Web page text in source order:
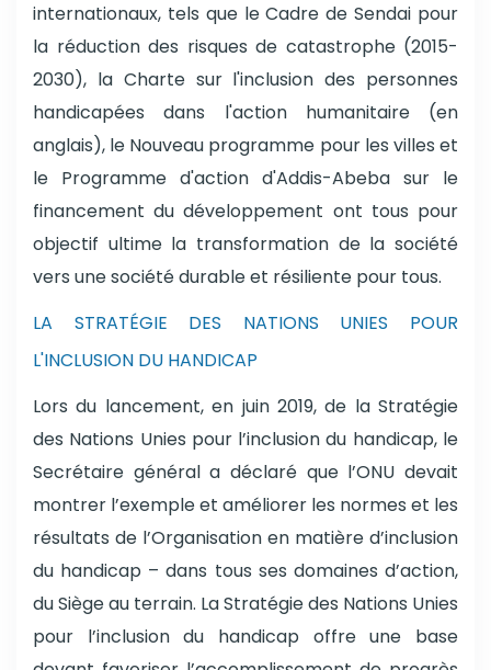
internationaux, tels que le Cadre de Sendai pour
la réduction des risques de catastrophe (2015-
2030), la Charte sur l'inclusion des personnes
handicapées dans l'action humanitaire (en
anglais), le Nouveau programme pour les villes et
le Programme d'action d'Addis-Abeba sur le
financement du développement ont tous pour
objectif ultime la transformation de la société
vers une société durable et résiliente pour tous.
LA STRATÉGIE DES NATIONS UNIES POUR
L'INCLUSION DU HANDICAP
Lors du lancement, en juin 2019, de la Stratégie
des Nations Unies pour l’inclusion du handicap, le
Secrétaire général a déclaré que l’ONU devait
montrer l’exemple et améliorer les normes et les
résultats de l’Organisation en matière d’inclusion
du handicap – dans tous ses domaines d’action,
du Siège au terrain. La Stratégie des Nations Unies
pour l’inclusion du handicap offre une base